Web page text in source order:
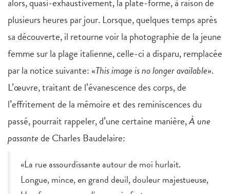
plusieurs heures par jour. Lorsque, quelques temps après
sa découverte, il retourne voir la photographie de la jeune
femme sur la plage italienne, celle-ci a disparu, remplacée
par la notice suivante: «This image is no longer available».
L’œuvre, traitant de l’évanescence des corps, de
l’effritement de la mémoire et des reminiscences du
passé, pourrait rappeler, d’une certaine manière,À une
passantede Charles Baudelaire:
«La rue assourdissante autour de moi hurlait.
Longue, mince, en grand deuil, douleur majestueuse,